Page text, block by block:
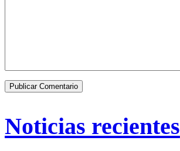
Noticias recientes